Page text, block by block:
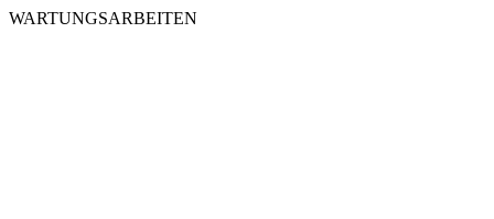
WARTUNGSARBEITEN